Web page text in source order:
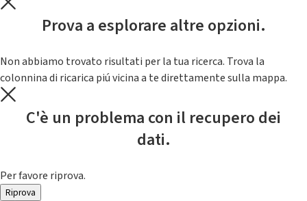
Prova a esplorare altre opzioni.
Non abbiamo trovato risultati per la tua ricerca. Trova la
colonnina di ricarica piú vicina a te direttamente sulla mappa.
C'è un problema con il recupero dei
dati.
Per favore riprova.
Riprova